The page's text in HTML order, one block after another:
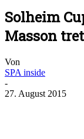
Solheim
Masson
Von
SPA inside
-
27. August 2015